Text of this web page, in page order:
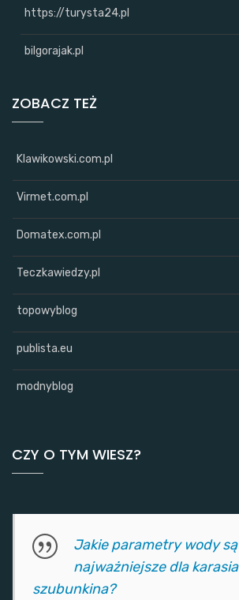
https://turysta24.pl
bilgorajak.pl
ZOBACZ TEŻ
Klawikowski.com.pl
Virmet.com.pl
Domatex.com.pl
Teczkawiedzy.pl
topowyblog
publista.eu
modnyblog
CZY O TYM WIESZ?
Jakie parametry wody są
najważniejsze dla karasia
szubunkina?